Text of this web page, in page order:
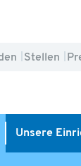
Stellen
Unsere